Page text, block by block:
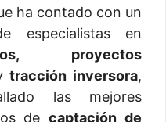
ha contado con un
especialistas en
proyectos
tracción inversora,
las mejores
decaptación de